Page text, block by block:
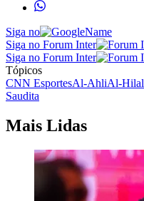
Siga no
Siga no Forum Inter
Siga no Forum Inter
Tópicos
CNN EsportesAl-AhliAl-Hilal
Saudita
Mais Lidas